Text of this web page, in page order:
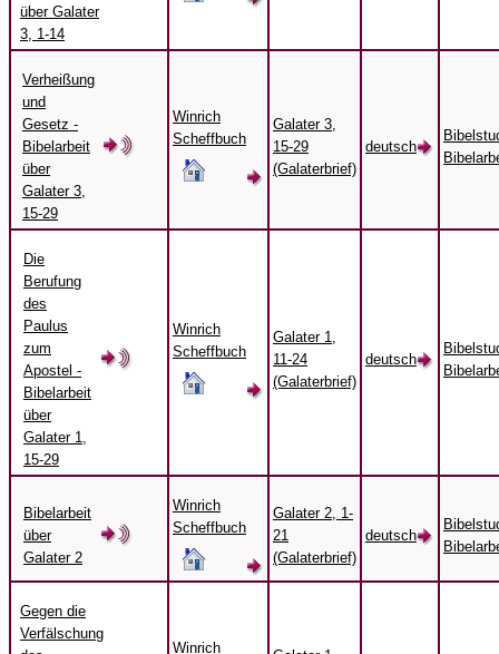
über Galater
3, 1-14
Verheißung
und
Gesetz -
Bibelarbeit
über
Galater 3,
15-29
Winrich
Scheffbuch
Galater 3,
15-29
(Galaterbrief)
deutsch
Die
Berufung
des
Paulus
zum
Apostel -
Bibelarbeit
über
Galater 1,
15-29
Winrich
Scheffbuch
Galater 1,
11-24
(Galaterbrief)
deutsch
Bibelarbeit
über
Galater 2
Winrich
Scheffbuch
Galater 2, 1-
21
(Galaterbrief)
deutsch
Gegen die
Verfälschung
Winrich